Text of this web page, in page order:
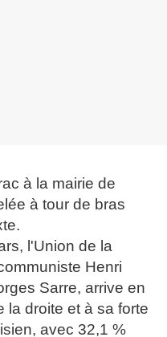
à la mairie de
à tour de bras
l'Union de la
Henri
Sarre, arrive en
la droite et à sa forte
avec 32,1 %